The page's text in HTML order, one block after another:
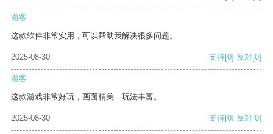
游客
这款软件非常实用，可以帮助我解决很多问题。
2025-08-30 支持[0] 反对[0]
游客
这款游戏非常好玩，画面精美，玩法丰富。
2025-08-30 支持[0] 反对[0]